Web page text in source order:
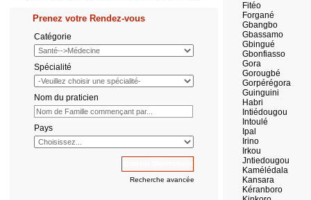
Prenez votre Rendez-vous
Catégorie
Spécialité
Nom du praticien
Pays
Recherche avancée
Fitéo
Forgané
Gbangbo
Gbassamo
Gbingué
Gbonfiasso
Gora
Gorougbé
Gorpérégora
Guinguini
Habri
Intiédougou
Intoulé
Ipal
Irino
Irkou
Jntiedougou
Kamélédala
Kansara
Kéranboro